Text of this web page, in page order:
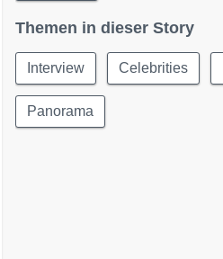
Themen in dieser Story
Interview Celebrities
Panorama